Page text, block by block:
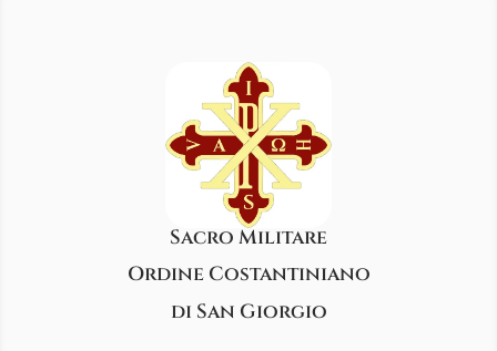
Sacro Militare
Ordine Costantiniano
di San Giorgio